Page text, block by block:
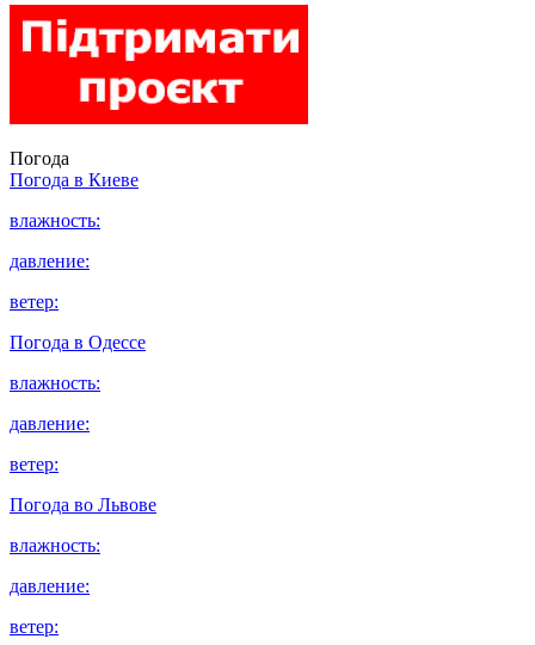
Погода
Погода в Киеве
влажность:
давление:
ветер:
Погода в Одессе
влажность:
давление:
ветер:
Погода во Львове
влажность:
давление:
ветер: